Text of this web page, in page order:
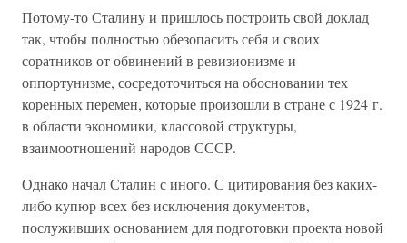
Потому-то Сталину и пришлось построить свой доклад
так, чтобы полностью обезопасить себя и своих
соратников от обвинений в ревизионизме и
оппортунизме, сосредоточиться на обосновании тех
коренных перемен, которые произошли в стране с 1924 г.
в области экономики, классовой структуры,
взаимоотношений народов СССР.
Однако начал Сталин с иного. С цитирования без каких-
либо купюр всех без исключения документов,
послуживших основанием для подготовки проекта новой